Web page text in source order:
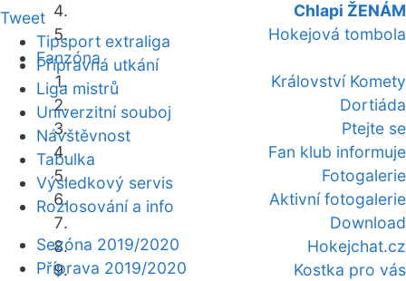
Chlapi ŽENÁM
Hokejová tombola
Fanzóna
Království Komety
Dortiáda
Ptejte se
Fan klub informuje
Fotogalerie
Aktivní fotogalerie
Download
Hokejchat.cz
Kostka pro vás
Tweet
Tipsport extraliga
Přípravná utkání
Liga mistrů
Univerzitní souboj
Návštěvnost
Tabulka
Výsledkový servis
Rozlosování a info
Sezóna 2019/2020
Příprava 2019/2020